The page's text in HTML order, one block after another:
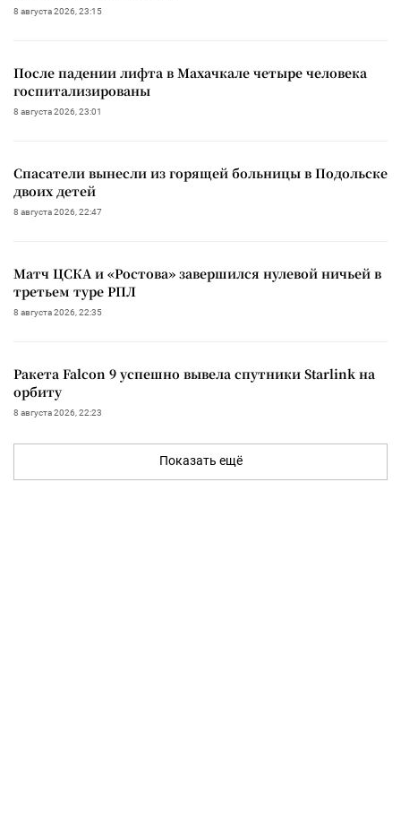
8 августа 2026, 23:15
После падении лифта в Махачкале четыре человека
госпитализированы
8 августа 2026, 23:01
Спасатели вынесли из горящей больницы в Подольске
двоих детей
8 августа 2026, 22:47
Матч ЦСКА и «Ростова» завершился нулевой ничьей в
третьем туре РПЛ
8 августа 2026, 22:35
Ракета Falcon 9 успешно вывела спутники Starlink на
орбиту
8 августа 2026, 22:23
Показать ещё